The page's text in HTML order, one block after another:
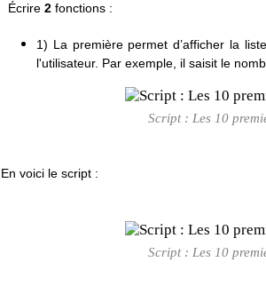
Écrire 2 fonctions :
1) La première permet d’afficher la
l'utilisateur. Par exemple, il saisit le
Script : Les 10
En voici le script :
Script : Les 10